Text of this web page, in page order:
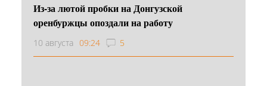
Из-за лютой пробки на Донгузской
оренбуржцы опоздали на работу
10 августа 09:24 5